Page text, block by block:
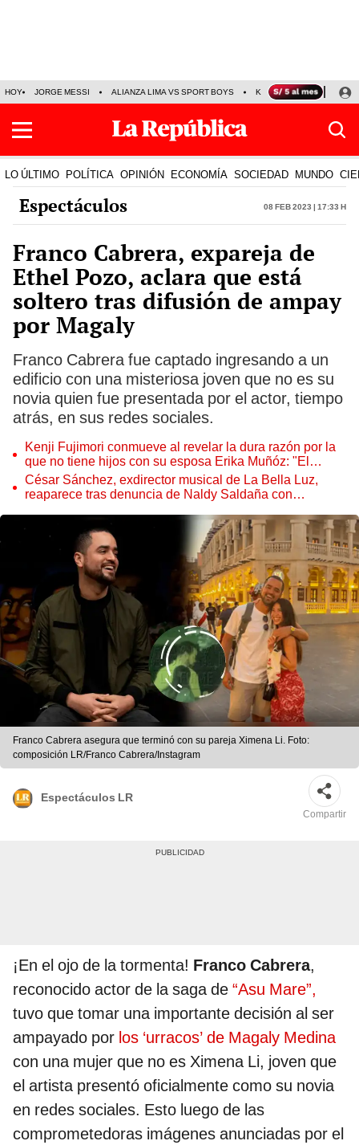
HOY JORGE MESSI ALIANZA LIMA VS SPORT BOYS KENJI FUJIMORI
LO ÚLTIMO POLÍTICA OPINIÓN ECONOMÍA SOCIEDAD MUNDO
Espectáculos 08 Feb 2023 | 17:33 h
Franco Cabrera, expareja de
Ethel Pozo, aclara que está
soltero tras difusión de ampay
por Magaly
Franco Cabrera fue captado ingresando a un
edificio con una misteriosa joven que no es su
novia quien fue presentada por el actor, tiempo
atrás, en sus redes sociales.
Kenji Fujimori conmueve al revelar la dura razón por la
que no tiene hijos con su esposa Erika Muñóz: "El
proceso judicial"
César Sánchez, exdirector musical de La Bella Luz,
reaparece tras denuncia de Naldy Saldaña con
Franco Cabrera asegura que terminó con su pareja Ximena Li. Foto:
composición LR/Franco Cabrera/Instagram
Espectáculos LR
Compartir
¡En el ojo de la tormenta! Franco Cabrera,
reconocido actor de la saga de “Asu Mare”,
tuvo que tomar una importante decisión al ser
ampayado por los ‘urracos’ de Magaly Medina
con una mujer que no es Ximena Li, joven que
el artista presentó oficialmente como su novia
en redes sociales. Esto luego de las
comprometedoras imágenes anunciadas por el